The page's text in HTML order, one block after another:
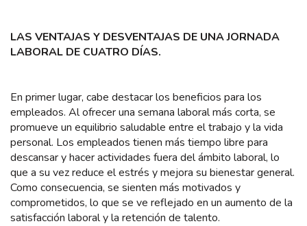
LAS VENTAJAS Y DESVENTAJAS DE UNA JORNADA
LABORAL DE CUATRO DÍAS.
En primer lugar, cabe destacar los beneficios para los
empleados. Al ofrecer una semana laboral más corta, se
promueve un equilibrio saludable entre el trabajo y la vida
personal. Los empleados tienen más tiempo libre para
descansar y hacer actividades fuera del ámbito laboral, lo
que a su vez reduce el estrés y mejora su bienestar general.
Como consecuencia, se sienten más motivados y
comprometidos, lo que se ve reflejado en un aumento de la
satisfacción laboral y la retención de talento.